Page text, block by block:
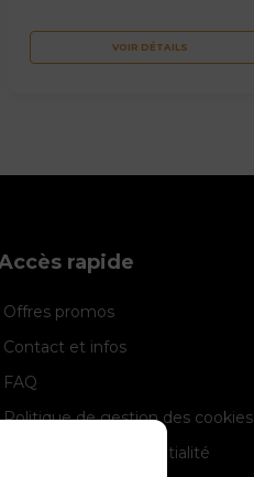
VOIR DÉTAILS
rapide
Offres promos
Contact et infos
FAQ
Politique de gestion des cookies
Politique de confidentialité